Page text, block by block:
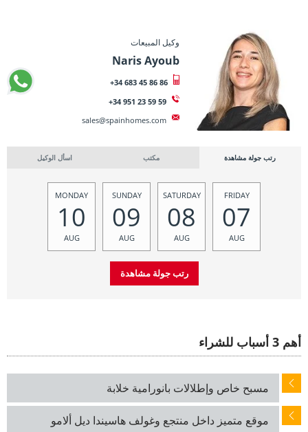
وكيل المبيعات
Naris Ayoub
+34 683 45 86 86
+34 951 23 59 59
sales@spainhomes.com
رتب جولة مشاهدة مكتب اسأل الوكيل
FRIDAY
07
AUG
SATURDAY
08
AUG
SUNDAY
09
AUG
MONDAY
10
AUG
أهم 3 أسباب للشراء
مسبح خاص وإطلالات بانورامية خلابة
موقع متميز داخل منتجع وغولف هاسيندا ديل ألامو